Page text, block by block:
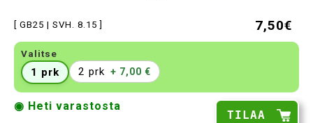
[ GB25 | SVH. 8.15 ] 7,50€
Valitse
1 prk 2 prk + 7,00 €
TILAA
◉ Heti varastosta